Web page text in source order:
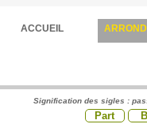
ACCUEIL
Signification des sigles :
Part